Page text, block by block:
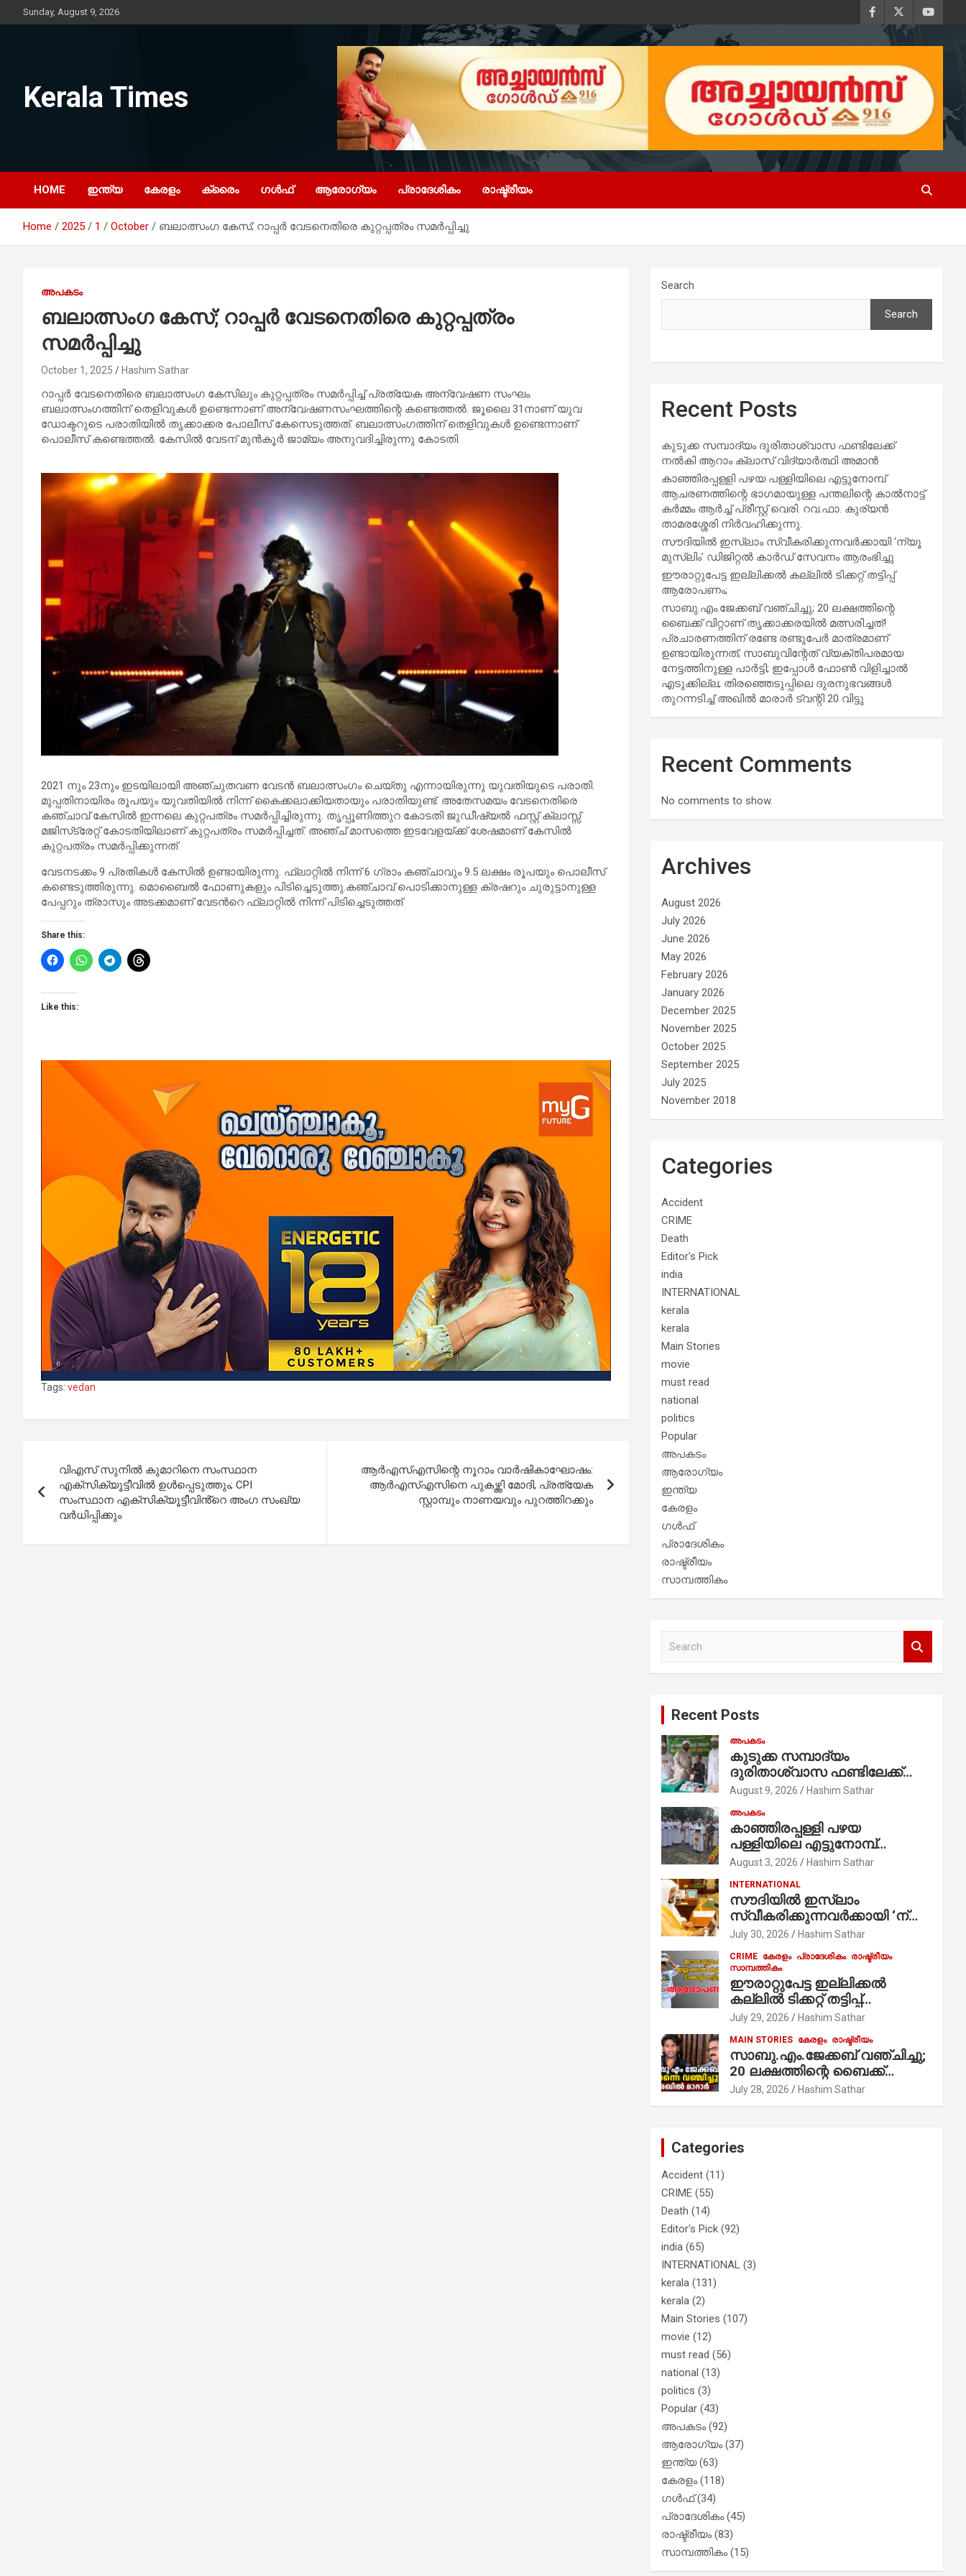
to
Sunday, August 9, 2026
Kerala Times
HOME ഇന്ത്യ കേരളം ക്രൈം ഗൾഫ് ആരോഗ്യം പ്രാദേശികം രാഷ്ട്രീയം
Home 2025 1 October ബലാത്സംഗ കേസ്; റാപ്പർ വേടനെതിരെ കുറ്റപ്പത്രം സമർപ്പിച്ചു
അപകടം
ബലാത്സംഗ കേസ്; റാപ്പർ വേടനെതിരെ കുറ്റപ്പത്രം
സമർപ്പിച്ചു
October 1, 2025 Hashim Sathar
റാപ്പർ വേടനെതിരെ ബലാത്സംഗ കേസിലും കുറ്റപ്പത്രം സമർപ്പിച്ച് പ്രത്യേക അന്വേഷണ സംഘം.
ബലാത്സംഗത്തിന് തെളിവുകൾ ഉണ്ടെന്നാണ് അന്വേഷണസംഘത്തിന്റെ കണ്ടെത്തൽ. ജൂലൈ 31നാണ് യുവ
ഡോക്ടറുടെ പരാതിയിൽ തൃക്കാക്കര പോലീസ് കേസെടുത്തത്. ബലാത്സംഗത്തിന് തെളിവുകൾ ഉണ്ടെന്നാണ്
പൊലീസ് കണ്ടെത്തൽ. കേസിൽ വേടന് മുൻ‌കൂർ ജാമ്യം അനുവദിച്ചിരുന്നു കോടതി.
2021 നും 23നും ഇടയിലായി അഞ്ചുതവണ വേടൻ ബലാത്സംഗം ചെയ്തു എന്നായിരുന്നു യുവതിയുടെ പരാതി.
മുപ്പതിനായിരം രൂപയും യുവതിയിൽ നിന്ന് കൈക്കലാക്കിയതായും പരാതിയുണ്ട്. അതേസമയം വേടനെതിരെ
കഞ്ചാവ് കേസിൽ ഇന്നലെ കുറ്റപത്രം സമർപ്പിച്ചിരുന്നു. തൃപ്പൂണിത്തുറ കോടതി ജുഡീഷ്യൽ ഫസ്റ്റ് ക്ലാസ്സ്
മജിസ്‌ട്രേറ്റ് കോടതിയിലാണ് കുറ്റപത്രം സമർപ്പിച്ചത്. അഞ്ച് മാസത്തെ ഇടവേളയ്ക്ക് ശേഷമാണ് കേസിൽ
കുറ്റപത്രം സമർപ്പിക്കുന്നത്.
വേടനടക്കം 9 പ്രതികൾ കേസിൽ ഉണ്ടായിരുന്നു. ഫ്ലാറ്റിൽ നിന്ന് 6 ഗ്രാം കഞ്ചാവും 9.5 ലക്ഷം രൂപയും പൊലീസ്
കണ്ടെടുത്തിരുന്നു. മൊബൈൽ ഫോണുകളും പിടിച്ചെടുത്തു.കഞ്ചാവ് പൊടിക്കാനുള്ള ക്രഷറും ചുരുട്ടാനുള്ള
പേപ്പറും ത്രാസും അടക്കമാണ് വേടൻറെ ഫ്ലാറ്റിൽ നിന്ന് പിടിച്ചെടുത്തത്.
Share this:
Like this:
Tags: vedan
navigation
വിഎസ് സുനിൽ കുമാറിനെ സംസ്ഥാന
എക്സിക്യൂട്ടീവിൽ ഉൾപ്പെടുത്തും; CPI
സംസ്ഥാന എക്സിക്യൂട്ടീവിൻ്റെ അംഗ സംഖ്യ
വർധിപ്പിക്കും
ആ‍ർഎസ്എസിന്റെ നൂറാം വാർഷികാഘോഷം:
ആർഎസ്എസിനെ പുകഴ്ത്തി മോദി, പ്രത്യേക
സ്റ്റാമ്പും നാണയവും പുറത്തിറക്കും
Search
Search
Recent Posts
കുടുക്ക സമ്പാദ്യം ദുരിതാശ്വാസ ഫണ്ടിലേക്ക്
നൽകി ആറാം ക്ലാസ് വിദ്യാർത്ഥി അമാൻ
കാഞ്ഞിരപ്പള്ളി പഴയ പള്ളിയിലെ എട്ടുനോമ്പ്
ആചരണത്തിന്റെ ഭാഗമായുള്ള പന്തലിന്റെ കാൽനാട്ട്
കർമ്മം ആർച്ച് പ്രീസ്റ്റ് വെരി. റവ.ഫാ. കുര്യൻ
താമരശ്ശേരി നിർവഹിക്കുന്നു.
സൗദിയില്‍ ഇസ്‌ലാം സ്വീകരിക്കുന്നവര്‍ക്കായി ‘ന്യൂ
മുസ്ലിം’ ഡിജിറ്റല്‍ കാര്‍ഡ് സേവനം ആരംഭിച്ചു
ഈരാറ്റുപേട്ട ഇല്ലിക്കൽ കല്ലിൽ ടിക്കറ്റ് തട്ടിപ്പ്
ആരോപണം;
സാബു.എം.ജേക്കബ് വഞ്ചിച്ചു; 20 ലക്ഷത്തിന്റെ
ബൈക്ക് വിറ്റാണ് തൃക്കാക്കരയില്‍ മത്സരിച്ചത്!
പ്രചാരണത്തിന് രണ്ടേ രണ്ടുപേര്‍ മാത്രമാണ്
ഉണ്ടായിരുന്നത്; സാബുവിന്റേത് വ്യക്തിപരമായ
നേട്ടത്തിനുള്ള പാര്‍ട്ടി; ഇപ്പോള്‍ ഫോണ്‍ വിളിച്ചാല്‍
എടുക്കില്ല; തിരഞ്ഞെടുപ്പിലെ ദുരനുഭവങ്ങള്‍
തുറന്നടിച്ച് അഖില്‍ മാരാര്‍ ട്വന്റി 20 വിട്ടു
Recent Comments
No comments to show.
Archives
August 2026
July 2026
June 2026
May 2026
February 2026
January 2026
December 2025
November 2025
October 2025
September 2025
July 2025
November 2018
Categories
Accident
CRIME
Death
Editor's Pick
india
INTERNATIONAL
kerala
kerala
Main Stories
movie
must read
national
politics
Popular
അപകടം
ആരോഗ്യം
ഇന്ത്യ
കേരളം
ഗൾഫ്
പ്രാദേശികം
രാഷ്ട്രീയം
സാമ്പത്തികം
Recent Posts
അപകടം
കുടുക്ക സമ്പാദ്യം
ദുരിതാശ്വാസ ഫണ്ടിലേക്ക്
നൽകി ആറാം ക്ലാസ്
August 9, 2026 Hashim Sathar
അപകടം
കാഞ്ഞിരപ്പള്ളി പഴയ
പള്ളിയിലെ എട്ടുനോമ്പ്
ആചരണത്തിന്റെ ഭാഗമായുള്ള
ആർച്ച് പ്രീസ്റ്റ് വെരി. റവ.ഫാ.
കുര്യൻ താമരശ്ശേരി
നിർവഹിക്കുന്നു.
August 3, 2026 Hashim Sathar
INTERNATIONAL
സൗദിയില്‍ ഇസ്‌ലാം
സ്വീകരിക്കുന്നവര്‍ക്കായി ‘ന്യൂ
മുസ്ലിം’ ഡിജിറ്റല്‍ കാര്‍ഡ്
സേവനം ആരംഭിച്ചു
July 30, 2026 Hashim Sathar
CRIME കേരളം പ്രാദേശികം രാഷ്ട്രീയം
സാമ്പത്തികം
ഈരാറ്റുപേട്ട ഇല്ലിക്കൽ
കല്ലിൽ ടിക്കറ്റ് തട്ടിപ്പ്
ആരോപണം;
July 29, 2026 Hashim Sathar
MAIN STORIES കേരളം രാഷ്ട്രീയം
സാബു.എം.ജേക്കബ് വഞ്ചിച്ചു;
20 ലക്ഷത്തിന്റെ ബൈക്ക്
വിറ്റാണ് തൃക്കാക്കരയില്‍
മത്സരിച്ചത്! പ്രചാരണത്തിന്
വ്യക്തിപരമായ നേട്ടത്തിനുള്ള
അഖില്‍ മാരാര്‍ ട്വന്റി 20 വിട്ടു
July 28, 2026 Hashim Sathar
Categories
Accident (11)
CRIME (55)
Death (14)
Editor's Pick (92)
india (65)
INTERNATIONAL (3)
kerala (131)
kerala (2)
Main Stories (107)
movie (12)
must read (56)
national (13)
politics (3)
Popular (43)
അപകടം(92)
ആരോഗ്യം(37)
ഇന്ത്യ(63)
കേരളം(118)
ഗൾഫ്(34)
പ്രാദേശികം(45)
രാഷ്ട്രീയം(83)
സാമ്പത്തികം(15)